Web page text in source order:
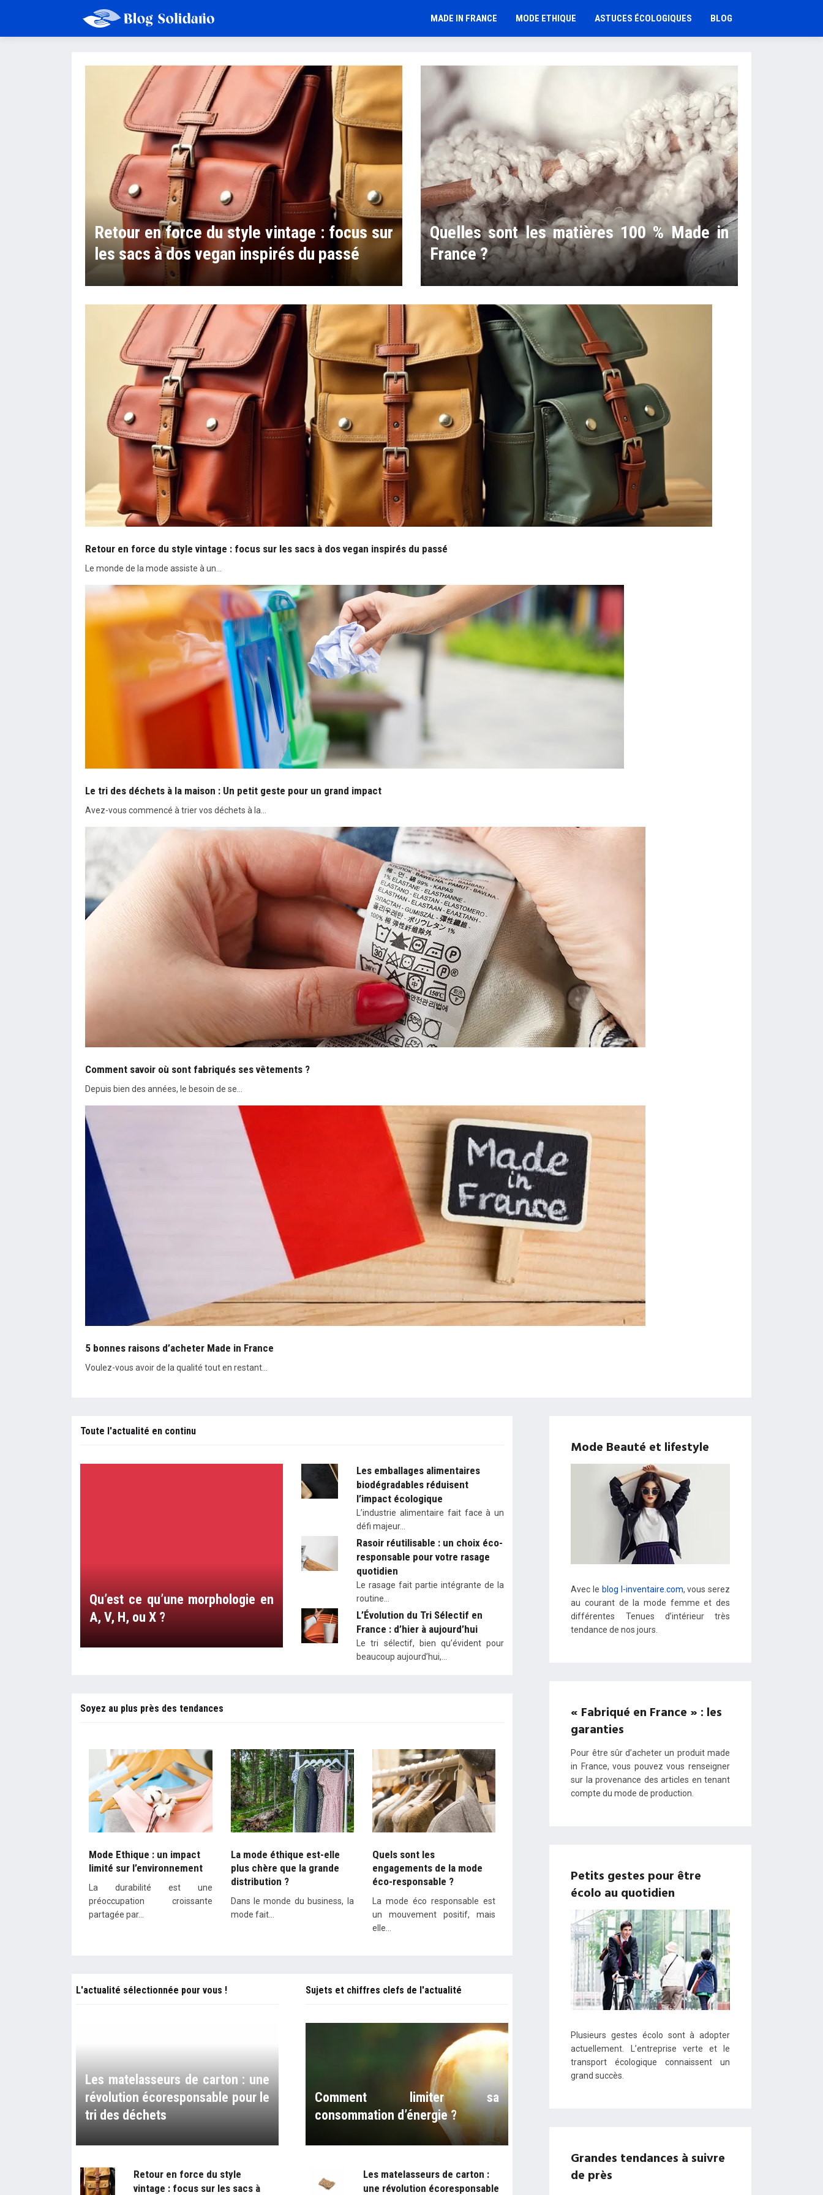
MADE IN FRANCE MODE ETHIQUE ASTUCES ÉCOLOGIQUES BLOG
Retour en force du style vintage : focus sur
les sacs à dos vegan inspirés du passé
Quelles sont les matières 100 % Made in
France ?
Retour en force du style vintage : focus sur les sacs à dos vegan inspirés du passé
Le monde de la mode assiste à un…
Le tri des déchets à la maison : Un petit geste pour un grand impact
Avez-vous commencé à trier vos déchets à la…
Comment savoir où sont fabriqués ses vêtements ?
Depuis bien des années, le besoin de se…
5 bonnes raisons d’acheter Made in France
Voulez-vous avoir de la qualité tout en restant…
Toute l'actualité en continu
Qu’est ce qu’une morphologie en
A, V, H, ou X ?
Les emballages alimentaires
biodégradables réduisent
l’impact écologique
L’industrie alimentaire fait face à un
défi majeur…
Rasoir réutilisable : un choix éco-
responsable pour votre rasage
quotidien
Le rasage fait partie intégrante de la
routine…
L’Évolution du Tri Sélectif en
France : d’hier à aujourd’hui
Le tri sélectif, bien qu’évident pour
beaucoup aujourd’hui,…
Soyez au plus près des tendances
Mode Ethique : un impact
limité sur l’environnement
La durabilité est une
préoccupation croissante
partagée par…
La mode éthique est-elle
plus chère que la grande
distribution ?
Dans le monde du business, la
mode fait…
Quels sont les
engagements de la mode
éco-responsable ?
La mode éco responsable est
un mouvement positif, mais
elle…
L'actualité sélectionnée pour vous !
Les matelasseurs de carton : une
révolution écoresponsable pour le
tri des déchets
Retour en force du style
vintage : focus sur les sacs à
Sujets et chiffres clefs de l'actualité
Comment limiter sa
consommation d’énergie ?
Les matelasseurs de carton :
une révolution écoresponsable
Mode Beauté et lifestyle
Avec le blog l-inventaire.com, vous serez
au courant de la mode femme et des
différentes Tenues d’intérieur très
tendance de nos jours.
« Fabriqué en France » : les
garanties
Pour être sûr d’acheter un produit made
in France, vous pouvez vous renseigner
sur la provenance des articles en tenant
compte du mode de production.
Petits gestes pour être
écolo au quotidien
Plusieurs gestes écolo sont à adopter
actuellement. L’entreprise verte et le
transport écologique connaissent un
grand succès.
Grandes tendances à suivre
de près